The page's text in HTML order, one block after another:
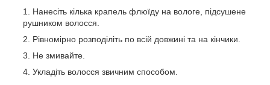
Нанесіть кілька крапель флюїду на вологе, підсушене
рушником волосся.
Рівномірно розподіліть по всій довжині та на кінчики.
Не змивайте.
Укладіть волосся звичним способом.